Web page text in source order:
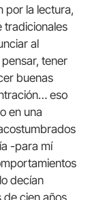
por la lectura,
tradicionales
al
tener
buenas
eso
en una
-para mí
decían
cien años,